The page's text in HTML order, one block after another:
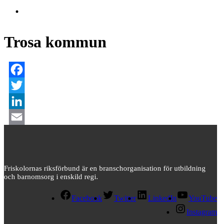
Trosa kommun
Facebook
Twitter
LinkedIn
Friskolornas riksförbund är en branschorganisation för utbildning
och barnomsorg i enskild regi.
Facebook Twitter LinkedIn
YouTube
Instagram